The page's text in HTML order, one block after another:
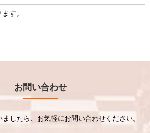
す。
お問い合わせ
したら、お気軽にお問い合わせください。